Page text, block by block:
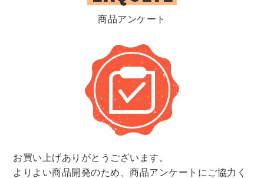
商品アンケート
お買い上げありがとうございます。
よりよい商品開発のため、商品アンケートにご協力く